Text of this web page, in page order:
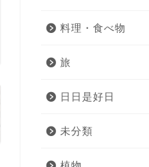
料理・食べ物
旅
日日是好日
未分類